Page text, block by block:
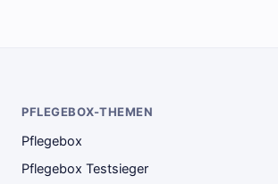
PFLEGEBOX-THEMEN
Pflegebox
Pflegebox Testsieger